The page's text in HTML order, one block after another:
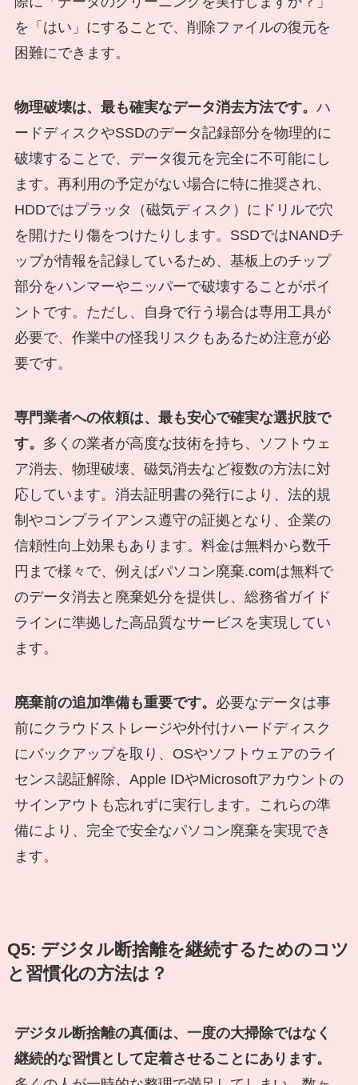
を「はい」にすることで、削除ファイルの復元を
困難にできます。
物理破壊は、最も確実なデータ消去方法です。 ハ
ードディスクやSSDのデータ記録部分を物理的に
破壊することで、データ復元を完全に不可能にし
ます。再利用の予定がない場合に特に推奨され、
HDDではプラッタ（磁気ディスク）にドリルで穴
を開けたり傷をつけたりします。SSDではNANDチ
ップが情報を記録しているため、基板上のチップ
部分をハンマーやニッパーで破壊することがポイ
ントです。ただし、自身で行う場合は専用工具が
必要で、作業中の怪我リスクもあるため注意が必
要です。
専門業者への依頼は、最も安心で確実な選択肢で
す。 多くの業者が高度な技術を持ち、ソフトウェ
ア消去、物理破壊、磁気消去など複数の方法に対
応しています。消去証明書の発行により、法的規
制やコンプライアンス遵守の証拠となり、企業の
信頼性向上効果もあります。料金は無料から数千
円まで様々で、例えばパソコン廃棄.comは無料で
のデータ消去と廃棄処分を提供し、総務省ガイド
ラインに準拠した高品質なサービスを実現してい
ます。
廃棄前の追加準備も重要です。 必要なデータは事
前にクラウドストレージや外付けハードディスク
にバックアップを取り、OSやソフトウェアのライ
センス認証解除、Apple IDやMicrosoftアカウントの
サインアウトも忘れずに実行します。これらの準
備により、完全で安全なパソコン廃棄を実現でき
ます。
Q5: デジタル断捨離を継続するためのコツ
と習慣化の方法は？
デジタル断捨離の真価は、一度の大掃除ではなく
継続的な習慣として定着させることにあります。